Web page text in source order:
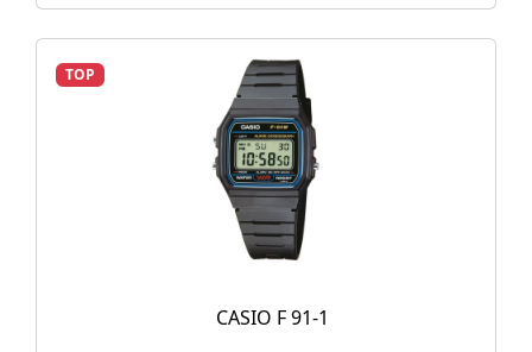
TOP
CASIO F 91-1